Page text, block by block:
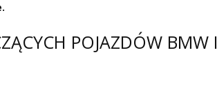
POJAZDÓW BMW I